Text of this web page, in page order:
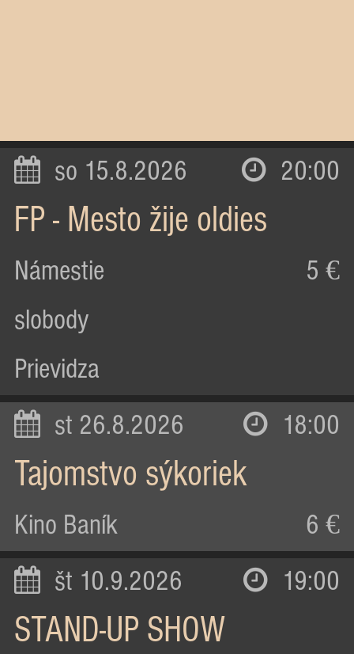
so 15.8.2026 20:00
FP - Mesto žije oldies
Námestie
slobody
Prievidza
5 €
st 26.8.2026 18:00
Tajomstvo sýkoriek
Kino Baník 6 €
št 10.9.2026 19:00
STAND-UP SHOW